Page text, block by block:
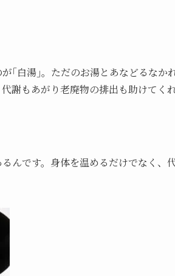
｢白湯｣。ただのお湯とあなどるな
謝もあがり老廃物の排出も助けてく
んです。身体を温めるだけでなく、